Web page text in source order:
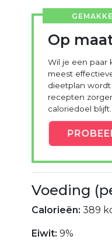
Op
Wil je een paar
meest
dieetplan
recepten
caloriedoel blijft.
Voeding
Calorieën: 389
Eiwit: 9%